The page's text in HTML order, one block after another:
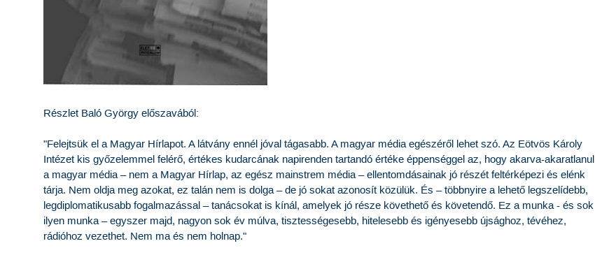
Részlet Baló György előszavából:
"Felejtsük el a Magyar Hírlapot. A látvány ennél jóval tágasabb. A magyar média egészéről lehet szó. Az Eötvös Károly
Intézet kis győzelemmel felérő, értékes kudarcának napirenden tartandó értéke éppenséggel az, hogy akarva-akaratlanul
a magyar média – nem a Magyar Hírlap, az egész mainstrem média – ellentomdásainak jó részét feltérképezi és elénk
tárja. Nem oldja meg azokat, ez talán nem is dolga – de jó sokat azonosít közülük. És – többnyire a lehető legszelídebb,
legdiplomatikusabb fogalmazással – tanácsokat is kínál, amelyek jó része követhető és követendő. Ez a munka - és sok
ilyen munka – egyszer majd, nagyon sok év múlva, tisztességesebb, hitelesebb és igényesebb újsághoz, tévéhez,
rádióhoz vezethet. Nem ma és nem holnap."